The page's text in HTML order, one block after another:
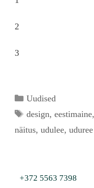
2
3
Categories
Uudised
Tags
design, eestimaine,
näitus, udulee, uduree
+372 5563 7398